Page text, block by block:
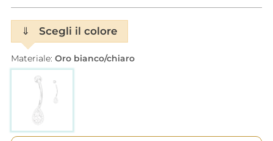
listino
⇓ Scegli il colore
Materiale: Oro bianco/chiaro